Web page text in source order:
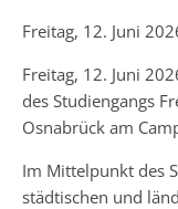
Freitag, 12. Juni
Freitag, 12. Juni
des Studiengangs
Osnabrück am
Im Mittelpunkt des
städtischen und